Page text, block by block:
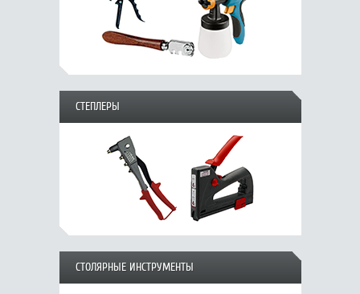
СТЕПЛЕРЫ
СТОЛЯРНЫЕ ИНСТРУМЕНТЫ